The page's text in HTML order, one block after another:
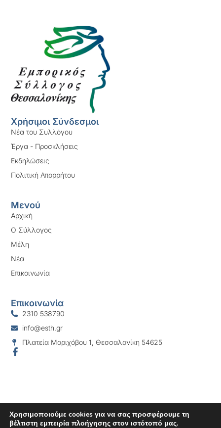
Μενού
Αρχική
Ο Σύλλογος
Μέλη
Νέα
Επικοινωνία
Χρήσιμοι Σύνδεσμοι
Νέα του Συλλόγου
Έργα - Προσκλήσεις
Εκδηλώσεις
Πολιτική Απορρήτου
Επικοινωνία
2310 538790
info@esth.gr
Πλατεία Μοριχόβου 1, Θεσσαλονίκη 54625
Χρησιμοποιούμε cookies για να σας προσφέρουμε τη
βέλτιστη εμπειρία πλοήγησης στον ιστότοπό μας.